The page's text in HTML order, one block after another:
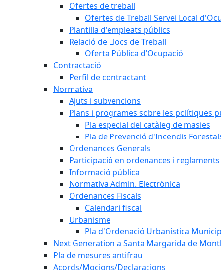
Ofertes de treball
Ofertes de Treball Servei Local
Plantilla d'empleats públics
Relació de Llocs de Treball
Oferta Pública d'Ocupació
Contractació
Perfil de contractant
Normativa
Ajuts i subvencions
Plans i programes sobre les polítiques
Pla especial del catàleg de masies
Pla de Prevenció d'Incendis
Ordenances Generals
Participació en ordenances i reglaments
Informació pública
Normativa Admin. Electrònica
Ordenances Fiscals
Calendari fiscal
Urbanisme
Pla d'Ordenació Urbanística
Next Generation a Santa Margarida de
Pla de mesures antifrau
Acords/Mocions/Declaracions